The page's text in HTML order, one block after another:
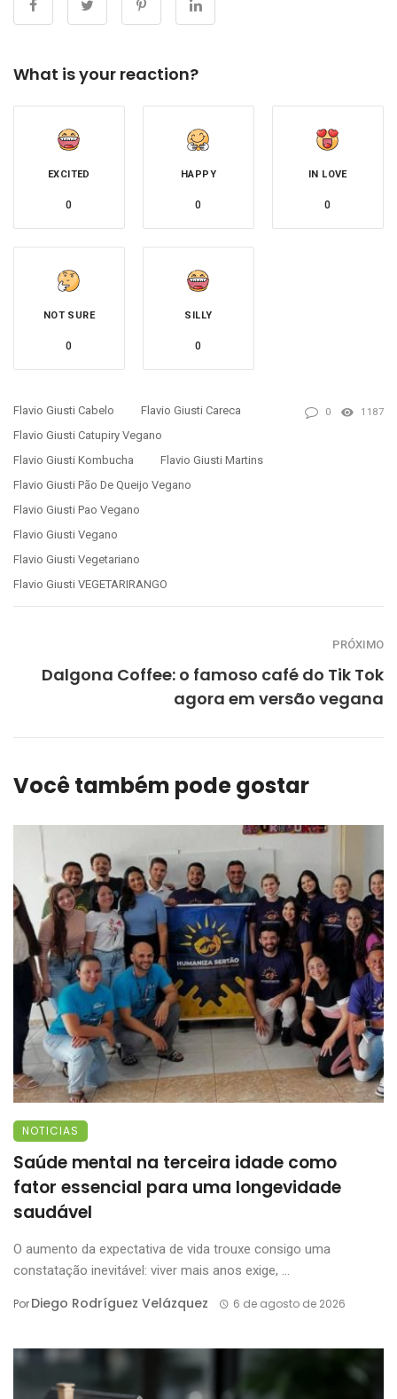
What is your reaction?
EXCITED
0
HAPPY
0
IN LOVE
0
NOT SURE
0
SILLY
0
Flavio Giusti Cabelo
Flavio Giusti Careca
Flavio Giusti Catupiry Vegano
Flavio Giusti Kombucha
Flavio Giusti Martins
Flavio Giusti Pão De Queijo Vegano
Flavio Giusti Pao Vegano
Flavio Giusti Vegano
Flavio Giusti Vegetariano
Flavio Giusti VEGETARIRANGO
0 1187
PRÓXIMO
Dalgona Coffee: o famoso café do Tik Tok
agora em versão vegana
Você também pode gostar
NOTICIAS
Saúde mental na terceira idade como
fator essencial para uma longevidade
saudável
O aumento da expectativa de vida trouxe consigo uma
constatação inevitável: viver mais anos exige, ...
PorDiego Rodríguez Velázquez 6 de agosto de 2026